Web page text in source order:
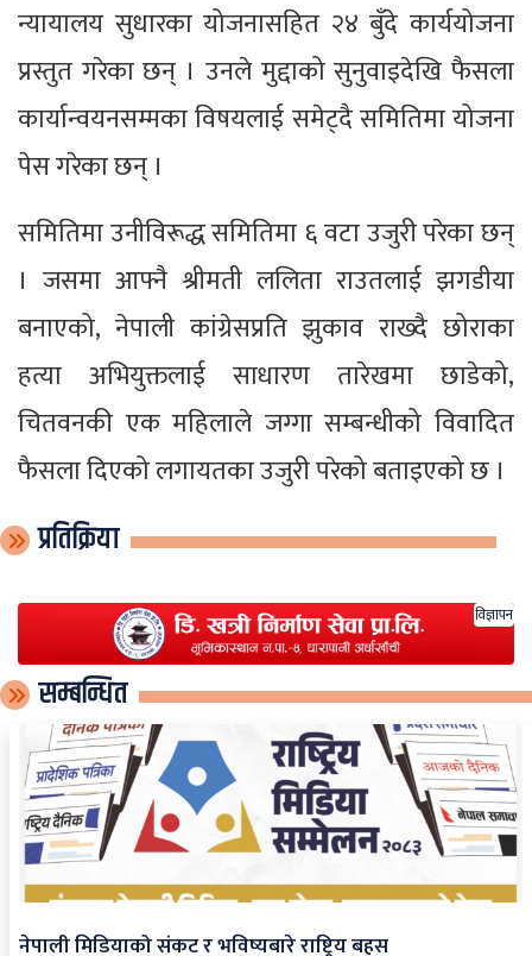
न्यायालय सुधारका योजनासहित २४ बुँदे कार्ययोजना
प्रस्तुत गरेका छन् । उनले मुद्दाको सुनुवाइदेखि फैसला
कार्यान्वयनसम्मका विषयलाई समेट्दै समितिमा योजना
पेस गरेका छन् ।
समितिमा उनीविरूद्ध समितिमा ६ वटा उजुरी परेका छन्
। जसमा आफ्नै श्रीमती ललिता राउतलाई झगडीया
बनाएको, नेपाली कांग्रेसप्रति झुकाव राख्दै छोराका
हत्या अभियुक्तलाई साधारण तारेखमा छाडेको,
चितवनकी एक महिलाले जग्गा सम्बन्धीको विवादित
फैसला दिएको लगायतका उजुरी परेको बताइएको छ ।
प्रतिक्रिया
विज्ञापन
सम्बन्धित
नेपाली मिडियाको संकट र भविष्यबारे राष्ट्रिय बहस